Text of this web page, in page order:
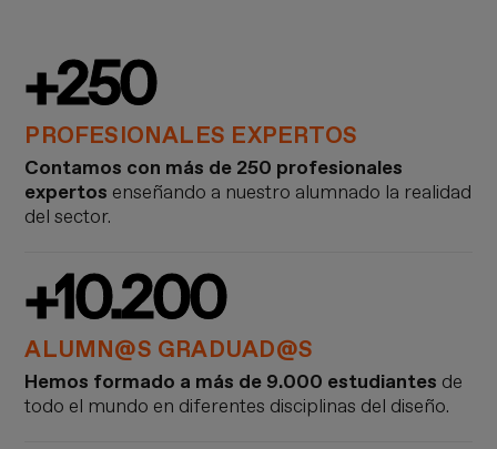
+250
PROFESIONALES EXPERTOS
Contamos con más de 250 profesionales
expertos enseñando a nuestro alumnado la realidad
del sector.
+10.200
ALUMN@S GRADUAD@S
Hemos formado a más de 9.000 estudiantes de
todo el mundo en diferentes disciplinas del diseño.